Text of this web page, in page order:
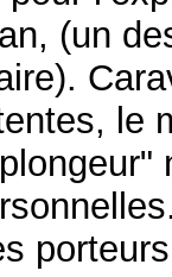
(un
le